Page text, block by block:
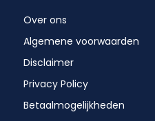
Over ons
Algemene voorwaarden
Disclaimer
Privacy Policy
Betaalmogelijkheden